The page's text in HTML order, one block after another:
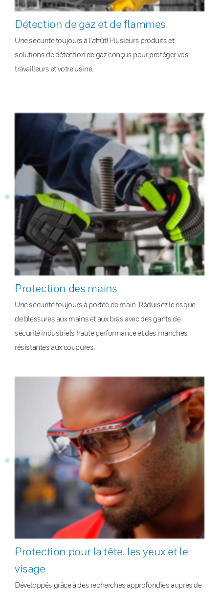
Détection de gaz et de flammes
Une sécurité toujours à l’affût! Plusieurs produits et
solutions de détection de gaz conçus pour protéger vos
travailleurs et votre usine.
Protection des mains
Une sécurité toujours à portée de main. Réduisez le risque
de blessures aux mains et aux bras avec des gants de
sécurité industriels haute performance et des manches
résistantes aux coupures.
Protection pour la tête, les yeux et le
visage
Développés grâce à des recherches approfondies auprès de